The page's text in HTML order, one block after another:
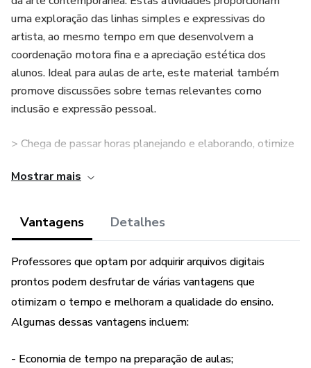
uma exploração das linhas simples e expressivas do
artista, ao mesmo tempo em que desenvolvem a
coordenação motora fina e a apreciação estética dos
alunos. Ideal para aulas de arte, este material também
promove discussões sobre temas relevantes como
inclusão e expressão pessoal.
> Chega de passar horas planejando e elaborando, otimize
10 DESENHOS PARA COLORIR;
> O material é ideal para professores que buscam otimizar
seu tempo com a elaboração de atividades.
Atenção: esse material é 100% digital, sendo a impressão
Mostrar mais
Vantagens Detalhes
Professores que optam por adquirir arquivos digitais
prontos podem desfrutar de várias vantagens que
otimizam o tempo e melhoram a qualidade do ensino.
Algumas dessas vantagens incluem:
- Economia de tempo na preparação de aulas;